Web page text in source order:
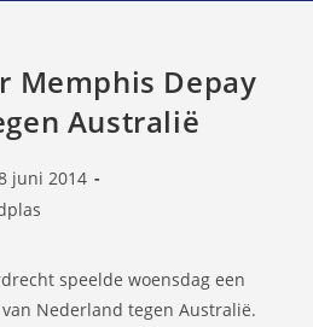
Memphis Depay
Australië
juni 2014
speelde woensdag een
Nederland tegen Australië.